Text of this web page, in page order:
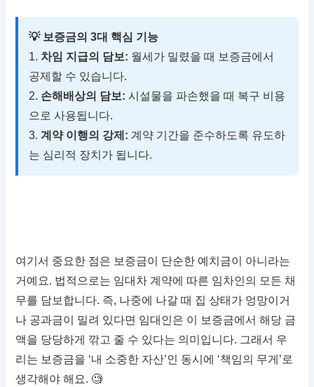
💡 보증금의 3대 핵심 기능
1. 차임 지급의 담보: 월세가 밀렸을 때 보증금에서
공제할 수 있습니다.
2. 손해배상의 담보: 시설물을 파손했을 때 복구 비용
으로 사용됩니다.
3.계약 이행의 강제: 계약 기간을 준수하도록 유도하
는 심리적 장치가 됩니다.
여기서 중요한 점은 보증금이 단순한 예치금이 아니라는
거예요. 법적으로는 임대차 계약에 따른 임차인의 모든 채
무를 담보합니다. 즉, 나중에 나갈 때 집 상태가 엉망이거
나 공과금이 밀려 있다면 임대인은 이 보증금에서 해당 금
액을 당당하게 깎고 줄 수 있다는 의미입니다. 그래서 우
리는 보증금을 ‘내 소중한 자산’인 동시에 ‘책임의 무게’로
생각해야 해요. 🧐